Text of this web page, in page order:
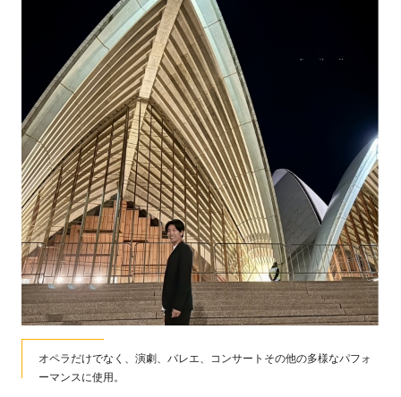
オペラだけでなく、演劇、バレエ、コンサートその他の多様なパフォ
ーマンスに使用。